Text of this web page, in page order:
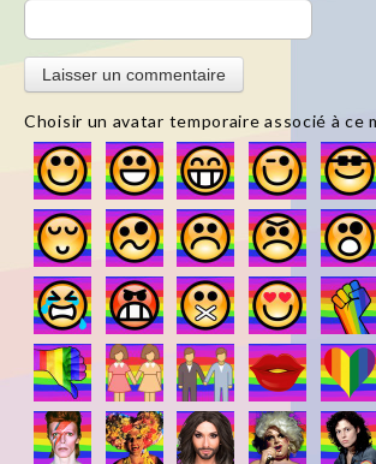
Choisir un avatar temporaire associé à ce